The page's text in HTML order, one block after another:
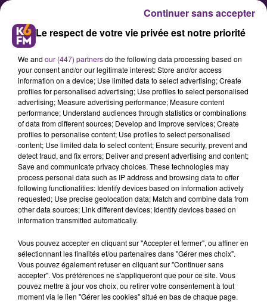
Une haute distinction pour le
monument aux morts de Dijon ?
Le monument aux morts situé sur
le rond-point ¬Edmond-Michelet à
Dijon pourrait recevoir le titre de
monument historique.
Publié : 26 décembre 2017 à 16h30 par Fabrice Aubry
Le respect de votre vie privée est notre priorité
We and our (447) partnersdo the following data processing based on
your consent and/or our legitimate interest: Store and/or access
information on a device; Use limited data to select advertising; Create
profiles for personalised advertising; Use profiles to select personalised
advertising; Measure advertising performance; Measure content
performance; Understand audiences through statistics or combinations
of data from different sources; Develop and improve services; Create
profiles to personalise content; Use profiles to select personalised
content; Use limited data to select content; Ensure security, prevent and
detect fraud, and fix errors; Deliver and present advertising and content;
Save and communicate privacy choices. These technologies may
process personal data such as IP address and browsing data to offer
following functionalities: Identify devices based on information actively
requested; Use precise geolocation data; Match and combine data from
other data sources; Link different devices; Identify devices based on
information transmitted automatically.
Vous pouvez accepter en cliquant sur "Accepter et fermer", ou affiner en
sélectionnant les finalités et/ou partenaires dans "Gérer mes choix".
Vous pouvez également refuser en cliquant sur "Continuer sans
accepter". Vos préférences ne s'appliqueront que pour ce site. Vous
pouvez mettre à jour vos choix, ou retirer votre consentement à tout
moment via le lien "Gérer les cookies" situé en bas de chaque page.
Continuer sans accepter